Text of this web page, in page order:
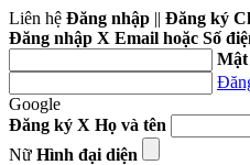
Liên hệ Đăng nhập || Đăng ký
Đăng nhập X Email hoặc Số
Mật
Google
Đăng ký X Họ và tên
Nữ Hình đại diện